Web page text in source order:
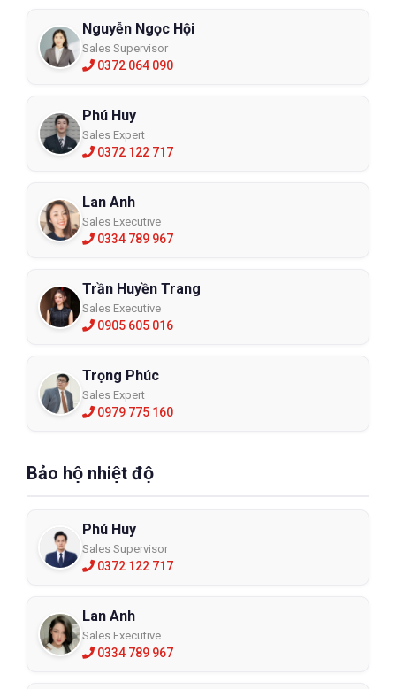
Nguyễn Ngọc Hội
Sales Supervisor
0372 064 090
Phú Huy
Sales Expert
0372 122 717
Lan Anh
Sales Executive
0334 789 967
Trần Huyền Trang
Sales Executive
0905 605 016
Trọng Phúc
Sales Expert
0979 775 160
Bảo hộ nhiệt độ
Phú Huy
Sales Supervisor
0372 122 717
Lan Anh
Sales Executive
0334 789 967